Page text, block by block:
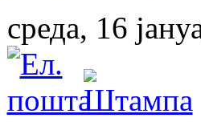
среда, 16